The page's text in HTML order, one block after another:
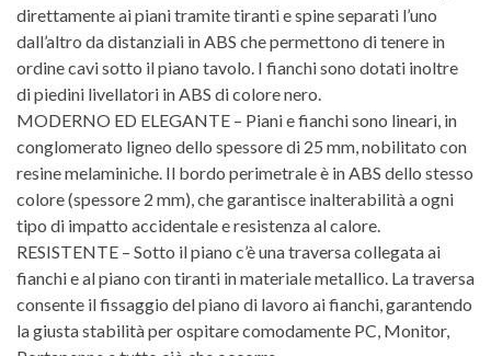
direttamente ai piani tramite tiranti e spine separati l’uno
dall’altro da distanziali in ABS che permettono di tenere in
ordine cavi sotto il piano tavolo. I fianchi sono dotati inoltre
di piedini livellatori in ABS di colore nero.
MODERNO ED ELEGANTE – Piani e fianchi sono lineari, in
conglomerato ligneo dello spessore di 25 mm, nobilitato con
resine melaminiche. Il bordo perimetrale è in ABS dello stesso
colore (spessore 2 mm), che garantisce inalterabilità a ogni
tipo di impatto accidentale e resistenza al calore.
RESISTENTE – Sotto il piano c’è una traversa collegata ai
fianchi e al piano con tiranti in materiale metallico. La traversa
consente il fissaggio del piano di lavoro ai fianchi, garantendo
la giusta stabilità per ospitare comodamente PC, Monitor,